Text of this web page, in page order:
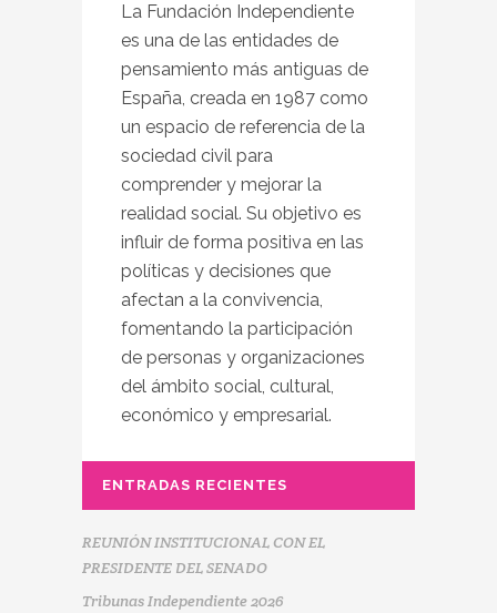
La Fundación Independiente
es una de las entidades de
pensamiento más antiguas de
España, creada en 1987 como
un espacio de referencia de la
sociedad civil para
comprender y mejorar la
realidad social. Su objetivo es
influir de forma positiva en las
políticas y decisiones que
afectan a la convivencia,
fomentando la participación
de personas y organizaciones
del ámbito social, cultural,
económico y empresarial.
ENTRADAS RECIENTES
REUNIÓN INSTITUCIONAL CON EL
PRESIDENTE DEL SENADO
Tribunas Independiente 2026